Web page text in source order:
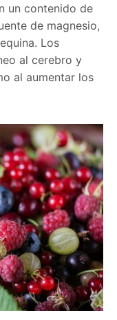
un contenido de
de magnesio,
Los
al cerebro y
al aumentar los